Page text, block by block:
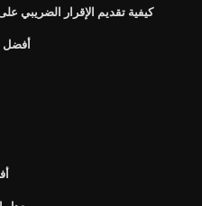
كيفية تقديم الإقرار الضريبي
أفضل
أفضل 10